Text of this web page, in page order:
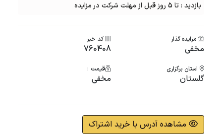
بازدید : تا 5 روز قبل از مهلت شرکت در مزایده
مزایده گذار
مخفی
کد خبر
760408
استان برگزاری
گلستان
قیمت :
مخفی
مشاهده آدرس با خرید اشتراک